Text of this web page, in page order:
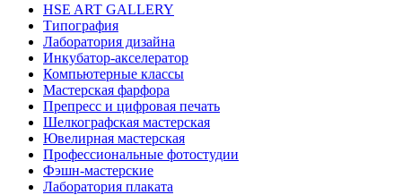
HSE ART GALLERY
Типография
Лаборатория дизайна
Инкубатор-акселератор
Компьютерные классы
Мастерская фарфора
Препресс и цифровая печать
Шелкографская мастерская
Ювелирная мастерская
Профессиональные фотостудии
Фэшн-мастерские
Лаборатория плаката